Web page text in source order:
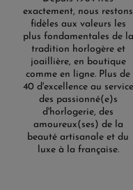
exactement, nous restons
fidèles aux valeurs les
plus fondamentales de la
tradition horlogère et
joaillière, en boutique
comme en ligne. Plus de
40 d'excellence au service
des passionné(e)s
d'horlogerie, des
amoureux(ses) de la
beauté artisanale et du
luxe à la française.